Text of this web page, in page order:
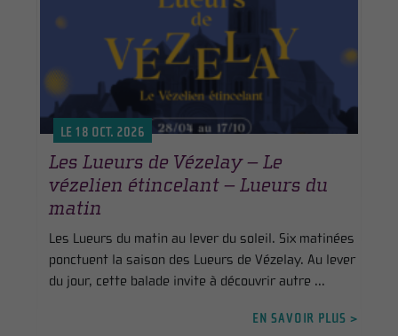
LE 18 OCT. 2026
Les Lueurs de Vézelay – Le
vézelien étincelant – Lueurs du
matin
Les Lueurs du matin au lever du soleil. Six matinées
ponctuent la saison des Lueurs de Vézelay. Au lever
du jour, cette balade invite à découvrir autre ...
EN SAVOIR PLUS >